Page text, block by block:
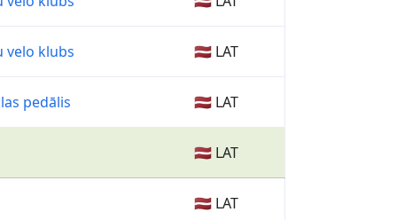
velo klubs 🇱🇻 LAT
pedālis 🇱🇻 LAT
🇱🇻 LAT
🇱🇻 LAT